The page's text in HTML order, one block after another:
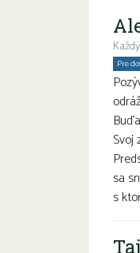
Pre
sa
s